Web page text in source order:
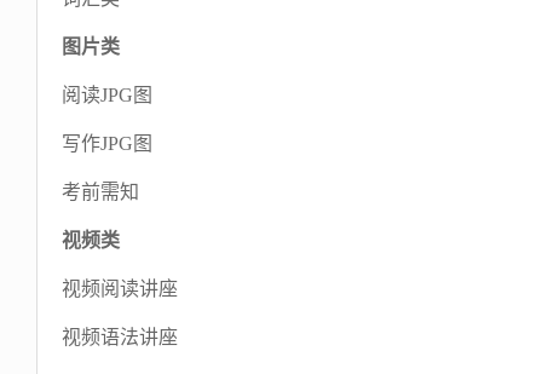
图片类
阅读JPG图
写作JPG图
考前需知
视频类
视频阅读讲座
视频语法讲座